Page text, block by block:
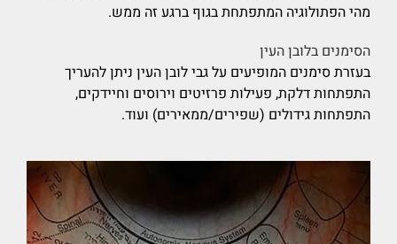
מהי הפתולוגיה המתפתחת בגוף ברגע זה ממש.
הסימנים בלובן העין
בעזרת סימנים המופיעים על גבי לובן העין ניתן להעריך
התפתחות דלקת, פעילות פרזיטים וירוסים וחיידקים,
התפתחות גידולים (שפירים/ממאירים) ועוד.